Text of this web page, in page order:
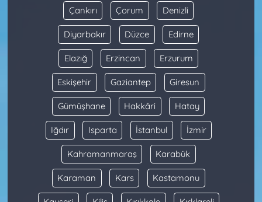
Çankırı Çorum Denizli
Diyarbakır Düzce Edirne
Elazığ Erzincan Erzurum
Eskişehir Gaziantep Giresun
Gümüşhane Hakkâri Hatay
Iğdır Isparta İstanbul İzmir
Kahramanmaraş Karabük
Karaman Kars Kastamonu